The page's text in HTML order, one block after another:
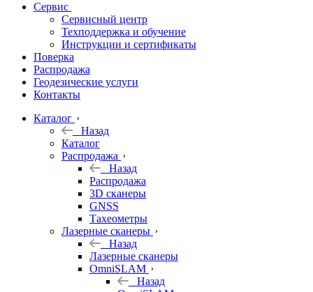
Софт
Георадары
Акции
Гидрография
Подбор
оборудования
по задачам
Архив
Геодезическое
оборудование
Сервис
Сервисный центр
Техподдержка и обучение
Инструкции и сертификаты
Поверка
Распродажа
Геодезические услуги
Контакты
Каталог
Назад
Каталог
Распродажа
Назад
Распродажа
3D сканеры
GNSS
Тахеометры
Лазерные сканеры
Назад
Лазерные сканеры
OmniSLAM
Назад